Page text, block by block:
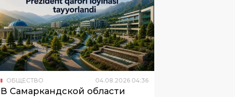
ОБЩЕСТВО 04.08.2026 04:36
В Самаркандской области